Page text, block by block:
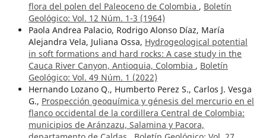
flora del polen del Paleoceno de Colombia , Boletín
Geológico: Vol. 12 Núm. 1-3 (1964)
Paola Andrea Palacio, Rodrigo Alonso Díaz, María
Alejandra Vela, Juliana Ossa, Hydrogeological potential
in soft formations and hard rocks: A case study in the
Cauca River Canyon, Antioquia, Colombia , Boletín
Geológico: Vol. 49 Núm. 1 (2022)
Hernando Lozano Q., Humberto Perez S., Carlos J. Vesga
G., Prospección geoquímica y génesis del mercurio en el
flanco occidental de la cordillera Central de Colombia:
municipios de Aránzazu, Salamina y Pacora,